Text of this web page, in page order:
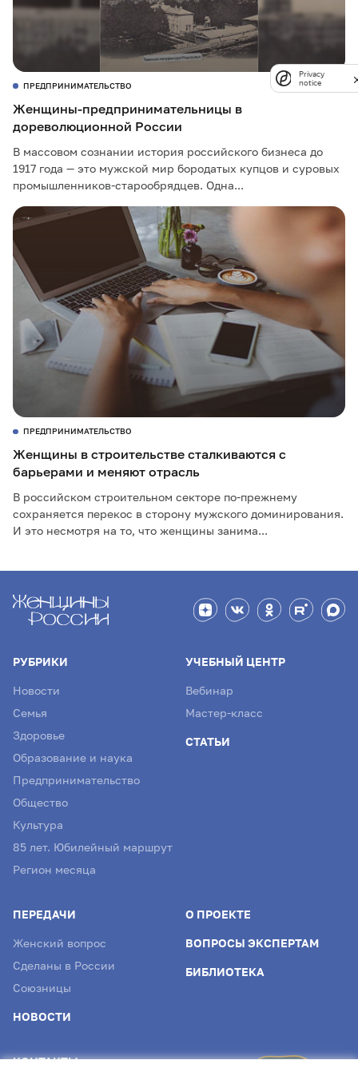
ПРЕДПРИНИМАТЕЛЬСТВО
Женщины-предпринимательницы в
дореволюционной России
В массовом сознании история российского бизнеса до
1917 года — это мужской мир бородатых купцов и суровых
промышленников-старообрядцев. Одна...
ПРЕДПРИНИМАТЕЛЬСТВО
Женщины в строительстве сталкиваются с
барьерами и меняют отрасль
В российском строительном секторе по-прежнему
сохраняется перекос в сторону мужского доминирования.
И это несмотря на то, что женщины занима...
РУБРИКИ
Новости
Семья
Здоровье
Образование и наука
Предпринимательство
Общество
Культура
85 лет. Юбилейный маршрут
Регион месяца
УЧЕБНЫЙ ЦЕНТР
Вебинар
Мастер-класс
СТАТЬИ
ПЕРЕДАЧИ
Женский вопрос
Сделаны в России
Союзницы
НОВОСТИ
О ПРОЕКТЕ
ВОПРОСЫ ЭКСПЕРТАМ
БИБЛИОТЕКА
КОНТАКТЫ
Privacy
notice